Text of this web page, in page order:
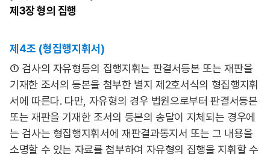
제3장형의 집행
제4조 (형집행지휘서)
① 검사의 자유형등의 집행지휘는 판결서등본 또는 재판을
기재한 조서의 등본을 첨부한 별지 제2호서식의 형집행지휘
서에 따른다. 다만, 자유형의 경우 법원으로부터 판결서등본
또는 재판을 기재한 조서의 등본의 송달이 지체되는 경우에
는 검사는 형집행지휘서에 재판결과통지서 또는 그 내용을
소명할 수 있는 자료를 첨부하여 자유형의 집행을 지휘할 수